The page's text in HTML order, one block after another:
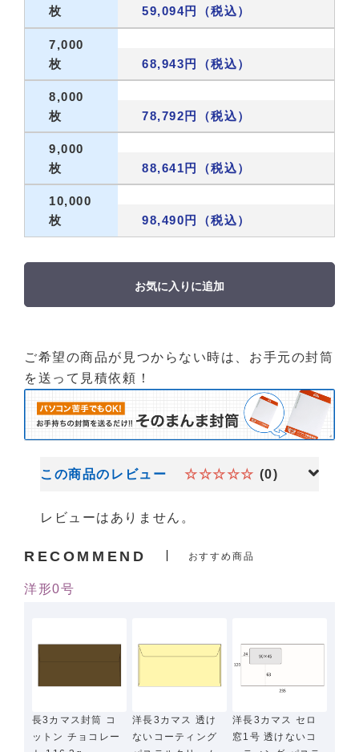
枚
59,094円（税込）
7,000
枚
68,943円（税込）
8,000
枚
78,792円（税込）
9,000
枚
88,641円（税込）
10,000
枚
98,490円（税込）
お気に入りに追加
ご希望の商品が見つからない時は、お手元の封筒
を送って見積依頼！
この商品のレビュー ☆☆☆☆☆ (0)
レビューはありません。
RECOMMEND おすすめ商品
洋形0号
長3カマス封筒 コ
ットン チョコレー
洋長3カマス 透け
ないコーティング
洋長3カマス セロ
窓1号 透けないコ